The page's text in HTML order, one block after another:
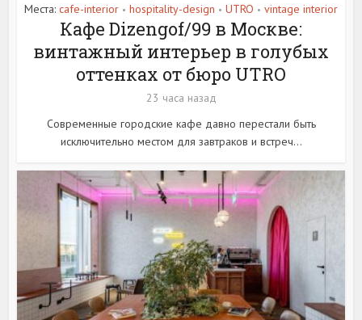
Места: cafe-interior • hospitality-design • UTRO • vintage interior
Кафе Dizengof/99 в Москве:
винтажный интерьер в голубых
оттенках от бюро UTRO
23 часа назад
Современные городские кафе давно перестали быть
исключительно местом для завтраков и встреч...